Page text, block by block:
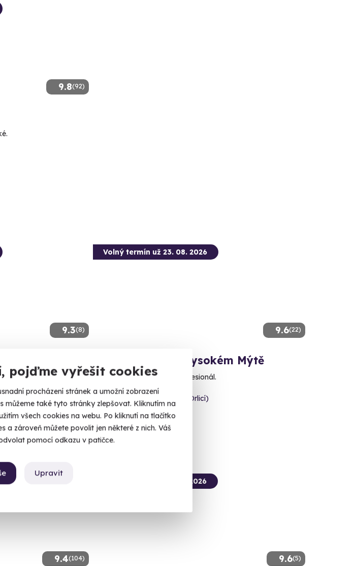
pojďme vyřešit cookies
procházení stránek a umožní zobrazení
můžeme také tyto stránky zlepšovat. Kliknutím na
všech cookies na webu. Po kliknutí na tlačítko
a zároveň můžete povolit jen některé z nich. Váš
pomocí odkazu v patičce.
Upravit
9.8(92)
9.3(8) 9.6(22)
Volný termín už 23. 08. 2026
Škola smyku ve Vysokém Mýtě
Ovládněte svůj vůz jako profesionál.
Vysoké Mýto (Ústí nad Orlicí)
3 080 Kč
9.4(104) 9.6(5)
Volný termín už 11. 08. 2026